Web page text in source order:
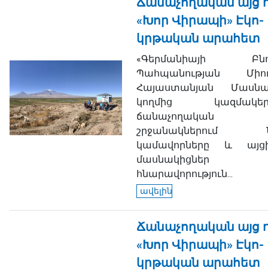
«Խոր Վիրապի» Էկո-
կրթական արահետ
«Գերմանիայի
Պահպանության
Հայաստանյան
կողմից
ճանաչողական
շրջանակներում
կամավորները և
մասնակիցներ
հնարավորություն...
ավելին
Ճանաչողական այց
«Խոր Վիրապի» Էկո-
կրթական արահետ